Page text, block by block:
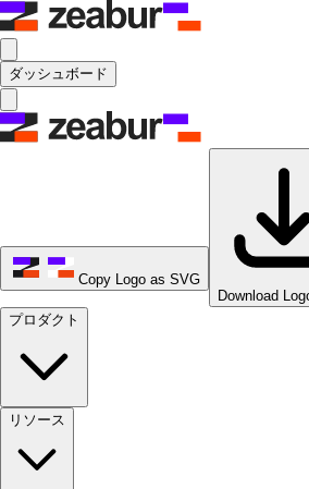
ダッシュボード
Copy Logo as SVG
Download
プロダクト
リソース